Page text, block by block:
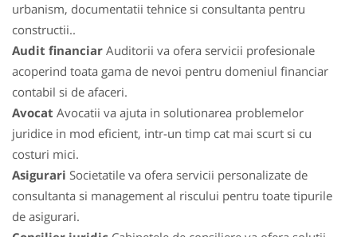
urbanism, documentatii tehnice si consultanta pentru
constructii..
Audit financiar Auditorii va ofera servicii profesionale
acoperind toata gama de nevoi pentru domeniul financiar
contabil si de afaceri.
Avocat Avocatii va ajuta in solutionarea problemelor
juridice in mod eficient, intr-un timp cat mai scurt si cu
costuri mici.
Asigurari Societatile va ofera servicii personalizate de
consultanta si management al riscului pentru toate tipurile
de asigurari.